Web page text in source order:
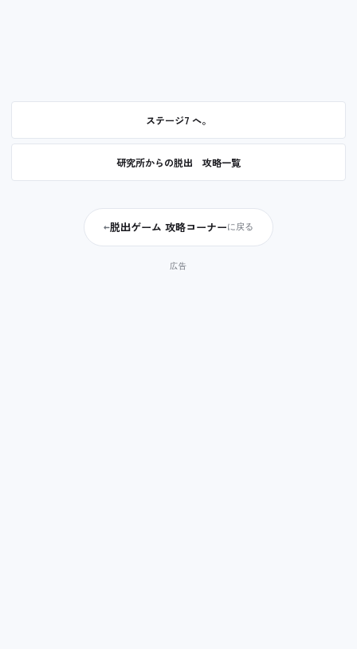
ステージ7 へ。
研究所からの脱出 攻略一覧
←脱出ゲーム 攻略コーナーに戻る